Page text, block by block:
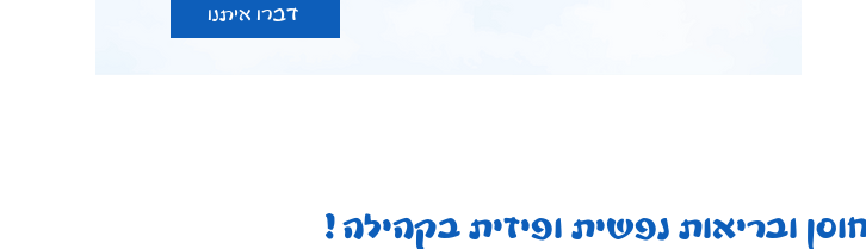
דברו איתנו
ובריאות נפשית ופיזית בקהילה!